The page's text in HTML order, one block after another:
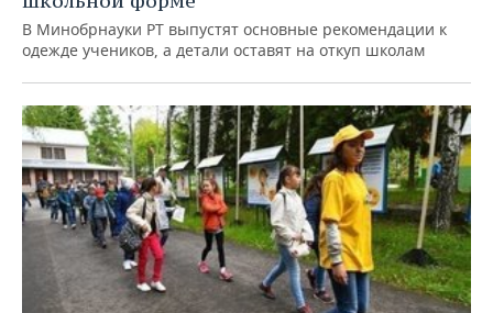
В Минобрнауки РТ выпустят основные рекомендации к
одежде учеников, а детали оставят на откуп школам